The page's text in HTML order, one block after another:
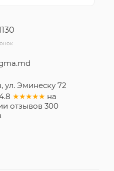
ул. Эминеску 72
★★★★★ на
отзывов 300